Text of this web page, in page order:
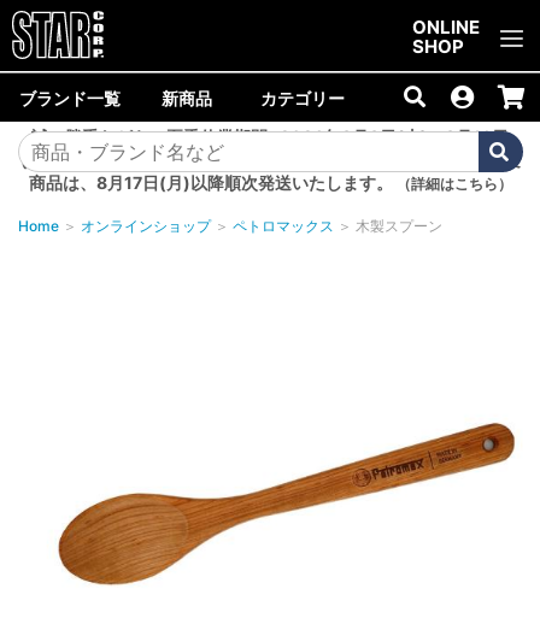
ONLINE
SHOP
ブランド一覧 新商品 カテゴリー
誠に勝手ながら、夏季休業期間<2026年8月8日(土)～8月16日
(日)>中は商品の発送を休止いたします。8月7日(金)以降のご注文
商品は、8月17日(月)以降順次発送いたします。
（詳細はこちら）
Home ＞ オンラインショップ ＞ ペトロマックス ＞ 木製スプーン